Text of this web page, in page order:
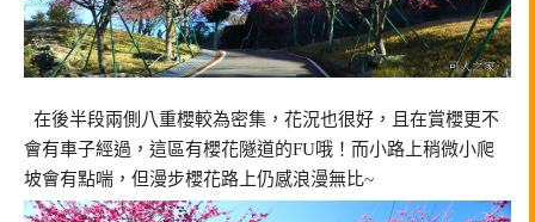
在後半段兩側八重櫻較為密集，花況也很好，且在賞櫻更不
會有車子經過，這區有櫻花隧道的FU哦！而小路上稍微小爬
坡會有點喘，但漫步櫻花路上仍感浪漫無比~